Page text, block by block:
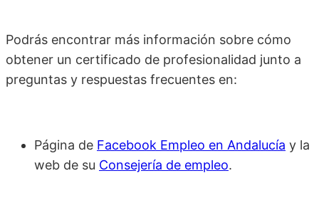
Podrás encontrar más información sobre cómo
obtener un certificado de profesionalidad junto a
preguntas y respuestas frecuentes en:
Página de Facebook Empleo en Andalucía y la
web de su Consejería de empleo.